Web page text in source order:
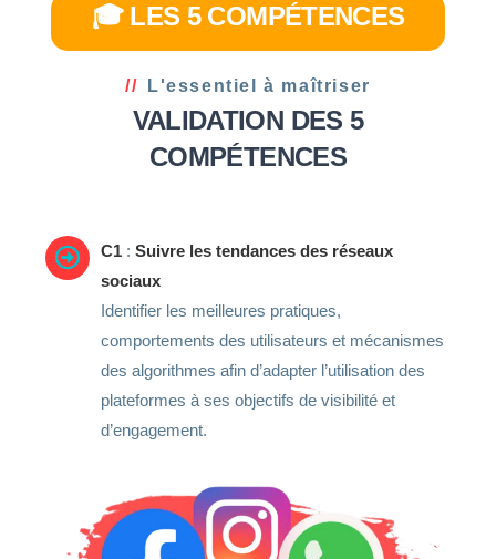
🎓 LES 5 COMPÉTENCES
L'essentiel à maîtriser
VALIDATION DES 5
COMPÉTENCES
C1 :Suivre les tendances des réseaux
sociaux
Identifier les meilleures pratiques,
comportements des utilisateurs et mécanismes
des algorithmes afin d’adapter l’utilisation des
plateformes à ses objectifs de visibilité et
d’engagement.